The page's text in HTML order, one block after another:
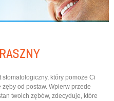
który pomoże Ci
od postaw. Wpierw przede
twoich zębów, zdecyduje, które